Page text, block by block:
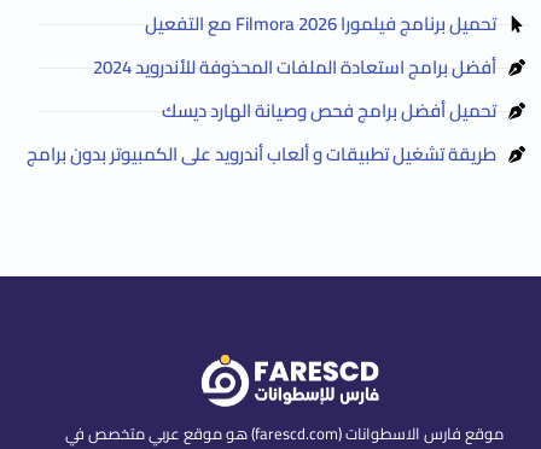
تحميل برنامج فيلمورا Filmora 2026 مع التفعيل
أفضل برامج استعادة الملفات المحذوفة للأندرويد 2024
تحميل أفضل برامج فحص وصيانة الهارد ديسك
طريقة تشغيل تطبيقات و ألعاب أندرويد على الكمبيوتر بدون برامج
موقع فارس الاسطوانات (farescd.com) هو موقع عربي متخصص في